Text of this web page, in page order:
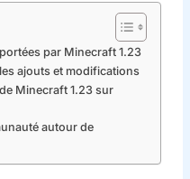
par Minecraft 1.23
ajouts et modifications
Minecraft 1.23 sur
autour de